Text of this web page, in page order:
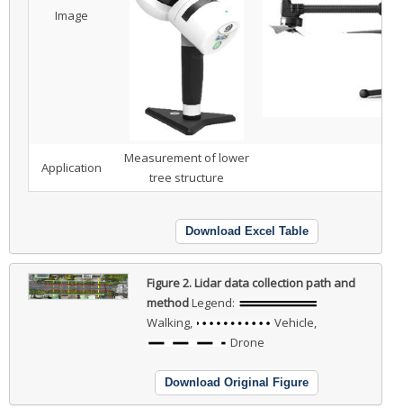
Image
Application
Measurement of lower
tree structure
Download Excel Table
Figure 2.Lidar data collection path and
methodLegend:
Walking,
Vehicle,
Drone
Download Original Figure